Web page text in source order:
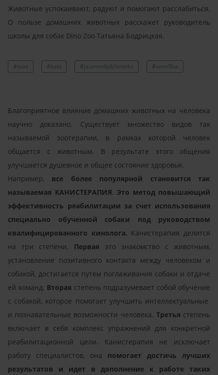
Животные успокаивают, радуют и помогают расслабиться.
О пользе домашних животных расскажет руководитель
школы для собак Dino Zoo Татьяна Бодрицкая.
#suni #kaki #jaunsmājdzīvnieks #veselība
Благоприятное влияние домашних животных на человека
научно доказано. Существует множество видов так
называемой зоотерапии, в рамках которой человек
общается с животным. В результате этого общения
улучшается душевное и общее состояние здоровья.
Например, все более популярной становится так
называемая КАНИСТЕРАПИЯ. Это метод повышающий
эффективность реабилитации за счет использования
специально обученной собаки под руководством
квалифицированного кинолога. Канистерапия делится
на три степени.
Первая это знакомство с животным,
установление позитивного контакта между человеком и
собакой, достигается путем поглаживания собаки и отдаче
ей команд. Вторая степень подразумевает собой обучение
с собакой, которое помогает улучшить интеллектуальные
и познавательные возможности человека. Третья степень
включает в себя комплекс упражнений для конкретной
реабилитационной цели. Канистерапия не исключает
работу специалистов, она помогает достичь лучших
результатов и идет в дополнение к работе таких